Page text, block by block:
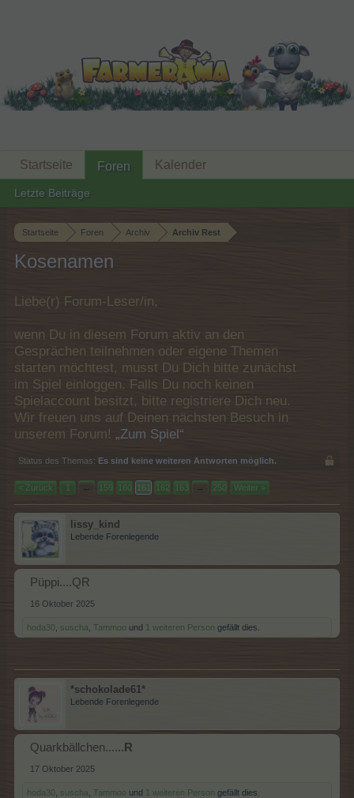
Startseite Foren Archiv Archiv Rest
Kosenamen
Liebe(r) Forum-Leser/in,
wenn Du in diesem Forum aktiv an den
Gesprächen teilnehmen oder eigene Themen
starten möchtest, musst Du Dich bitte zunächst
im Spiel einloggen. Falls Du noch keinen
Spielaccount besitzt, bitte registriere Dich neu.
Wir freuen uns auf Deinen nächsten Besuch in
unserem Forum! „Zum Spiel“
Status des Themas: Es sind keine weiteren Antworten möglich.
< Zurück 1 ← 159 160 161 162 163 → 250 Weiter >
lissy_kind
Lebende Forenlegende
Püppi....QR
16 Oktober 2025
hoda30 suscha Tammoo und 1 weiteren Person gefällt dies.
*schokolade61*
Lebende Forenlegende
Quarkbällchen...... R
17 Oktober 2025
hoda30 suscha Tammoo und 1 weiteren Person gefällt dies.
Startseite Foren
Letzte Beiträge
Kalender